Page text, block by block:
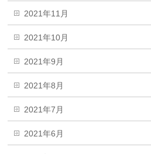
2021年11月
2021年10月
2021年9月
2021年8月
2021年7月
2021年6月